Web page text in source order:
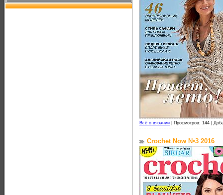
Всё о вязании Просмотров: 144 |
Crochet Now №3 2016